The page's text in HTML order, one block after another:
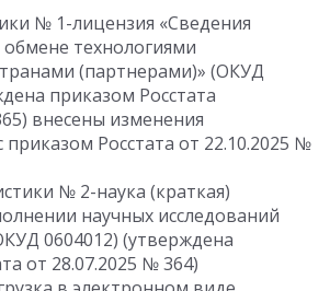
№ 1-лицензия «Сведения
технологиями
(партнерами)» (ОКУД
приказом Росстата
внесены изменения
приказом Росстата от 22.10.2025 №
№ 2-наука (краткая)
научных исследований
0604012) (утверждена
от 28.07.2025 № 364)